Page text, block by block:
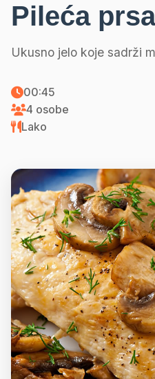
Pileća
Ukusno jelo koje sadrži
00:45
4 osobe
Lako